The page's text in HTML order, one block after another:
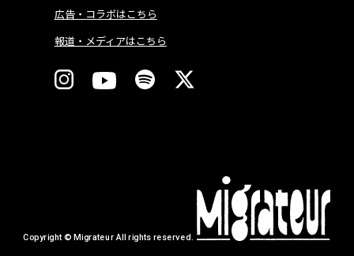
広告・コラボはこちら
報道・メディアはこちら
Copyright © Migrateur All rights reserved.